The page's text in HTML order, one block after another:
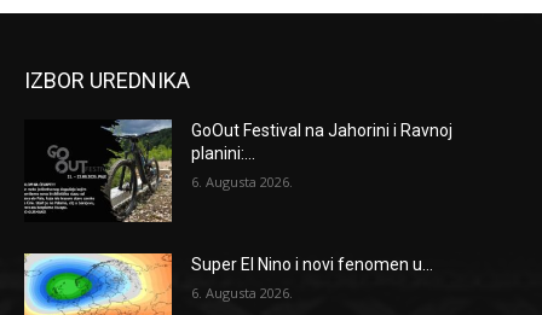
IZBOR UREDNIKA
GoOut Festival na Jahorini i Ravnoj
planini:...
6. Augusta 2026.
Super El Nino i novi fenomen u...
6. Augusta 2026.